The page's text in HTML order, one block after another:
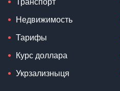
Транспорт
Недвижимость
Тарифы
Курс доллара
Укрзализныця